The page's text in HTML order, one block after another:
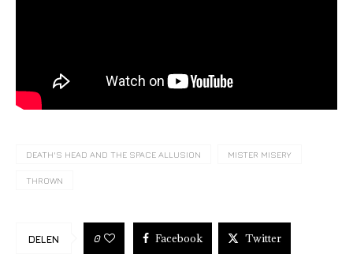
DEATH'S HEAD AND THE SPACE ALLUSION MISTER MISERY
THROWN
DELEN 0 Facebook Twitter